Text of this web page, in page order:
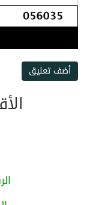
أضف تعليق